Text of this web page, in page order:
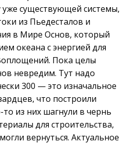
уже существующей системы,
из Пьедесталов и
в Мире Основ, который
океана с энергией для
Пока целы
невредим. Тут надо
300 — это изначальное
что построили
из них шагнули в чернь
для строительства,
вернуться. Актуальное